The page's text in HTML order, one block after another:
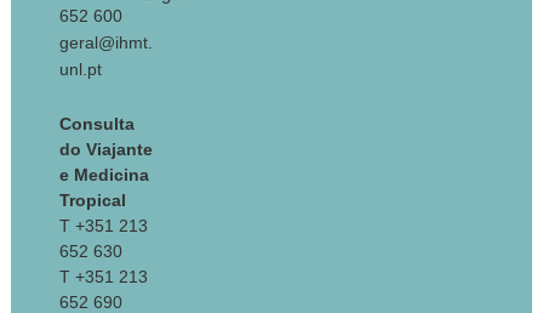
652 600
geral@ihmt.
unl.pt
Consulta
do Viajante
e Medicina
Tropical
T +351 213
652 630
T +351 213
652 690